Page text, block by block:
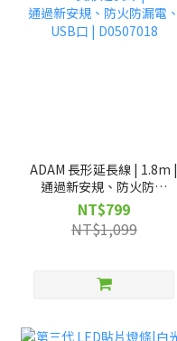
ADAM 長形延長線 | 1.8m |
通過新安規、防火防漏
電、USB口 | D0507018
NT$799
NT$1,099